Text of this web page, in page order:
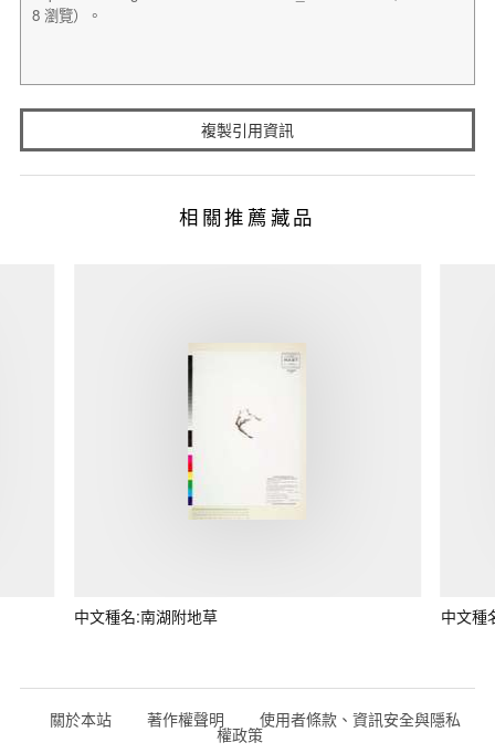
複製引用資訊
相關推薦藏品
中文種名:南湖附地草 中文種
關於本站 著作權聲明 使用者條款、資訊安全與隱私
權政策